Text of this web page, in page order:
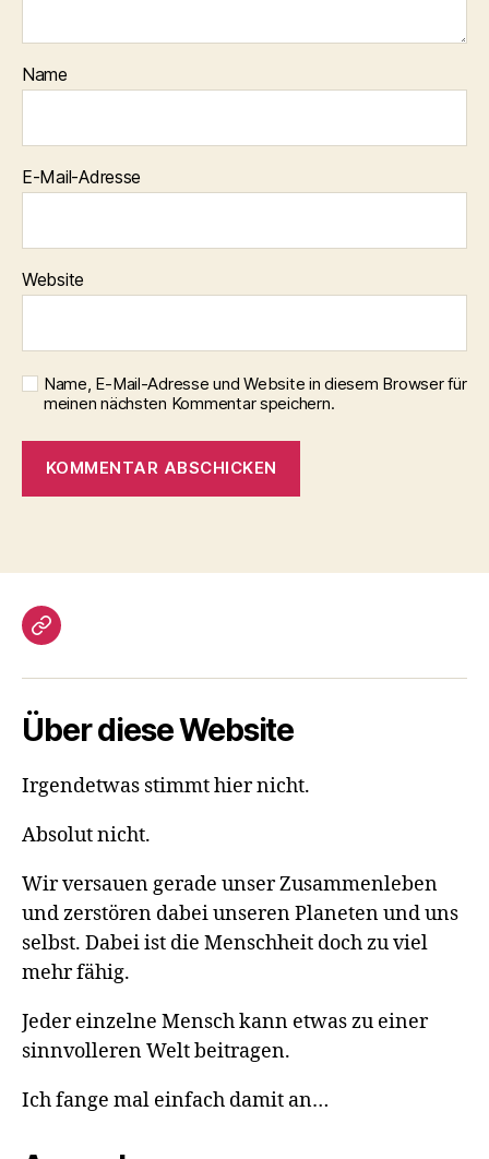
Name
E-Mail-Adresse
Website
Name, E-Mail-Adresse und Website in diesem Browser für
meinen nächsten Kommentar speichern.
Gästebuch
Über diese Website
Irgendetwas stimmt hier nicht.
Absolut nicht.
Wir versauen gerade unser Zusammenleben
und zerstören dabei unseren Planeten und uns
selbst. Dabei ist die Menschheit doch zu viel
mehr fähig.
Jeder einzelne Mensch kann etwas zu einer
sinnvolleren Welt beitragen.
Ich fange mal einfach damit an…